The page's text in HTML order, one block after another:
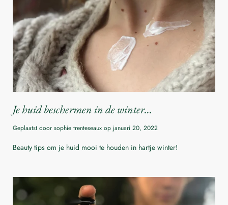
Je huid beschermen in de winter...
Geplaatst door sophie trenteseaux op januari 20, 2022
Beauty tips om je huid mooi te houden in hartje winter!